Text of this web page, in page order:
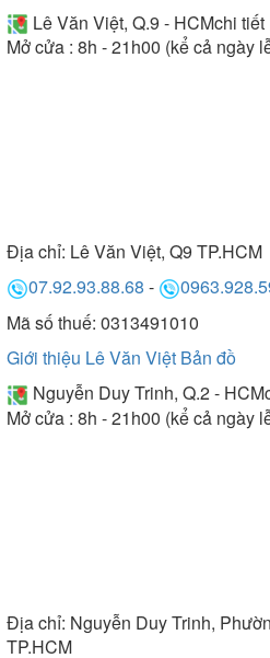
Lê Văn Việt, Q.9 - HCMchi tiết
Mở cửa : 8h - 21h00 (kể cả ngày
Địa chỉ: Lê Văn Việt, Q9 TP.HCM
07.92.93.88.68 -
Mã số thuế: 0313491010
Giới thiệu Lê Văn Việt Bản đồ
Nguyễn Duy Trinh, Q.2 - HCM
Mở cửa : 8h - 21h00 (kể cả ngày
Địa chỉ: Nguyễn Duy Trinh,
TP.HCM